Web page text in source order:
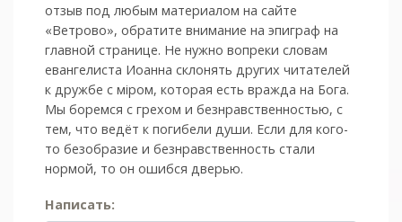
отзыв под любым материалом на сайте
«Ветрово», обратите внимание на эпиграф на
главной странице. Не нужно вопреки словам
евангелиста Иоанна склонять других читателей
к дружбе с мiром, которая есть вражда на Бога.
Мы боремся с грехом и без­нрав­ствен­ностью, с
тем, что ведёт к погибели души. Если для кого-
то безобразие и безнравственность стали
нормой, то он ошибся дверью.
Написать: